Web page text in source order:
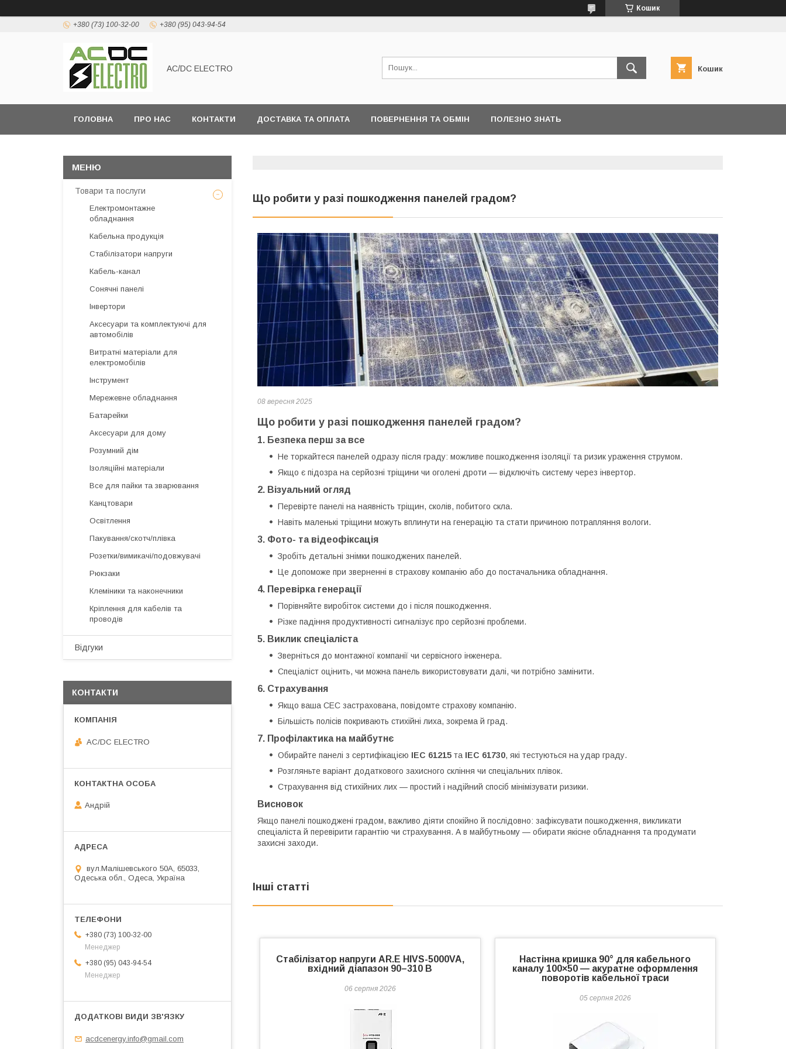
Кошик
+380 (73) 100-32-00 +380 (95) 043-94-54
AC/DC ELECTRO Кошик
ГОЛОВНА ПРО НАС КОНТАКТИ ДОСТАВКА ТА ОПЛАТА ПОВЕРНЕННЯ ТА ОБМІН ПОЛЕЗНО ЗНАТЬ
Що робити у разі пошкодження панелей градом?
08 вересня 2025
Що робити у разі пошкодження панелей градом?
1. Безпека перш за все
Не торкайтеся панелей одразу після граду: можливе пошкодження ізоляції та ризик ураження струмом.
Якщо є підозра на серйозні тріщини чи оголені дроти — відключіть систему через інвертор.
2. Візуальний огляд
Перевірте панелі на наявність тріщин, сколів, побитого скла.
Навіть маленькі тріщини можуть вплинути на генерацію та стати причиною потрапляння вологи.
3. Фото- та відеофіксація
Зробіть детальні знімки пошкоджених панелей.
Це допоможе при зверненні в страхову компанію або до постачальника обладнання.
4. Перевірка генерації
Порівняйте виробіток системи до і після пошкодження.
Різке падіння продуктивності сигналізує про серйозні проблеми.
5. Виклик спеціаліста
Зверніться до монтажної компанії чи сервісного інженера.
Спеціаліст оцінить, чи можна панель використовувати далі, чи потрібно замінити.
6. Страхування
Якщо ваша СЕС застрахована, повідомте страхову компанію.
Більшість полісів покривають стихійні лиха, зокрема й град.
7. Профілактика на майбутнє
Обирайте панелі з сертифікацією IEC 61215 та IEC 61730, які тестуються на удар граду.
Розгляньте варіант додаткового захисного скління чи спеціальних плівок.
Страхування від стихійних лих — простий і надійний спосіб мінімізувати ризики.
Висновок
Якщо панелі пошкоджені градом, важливо діяти спокійно й послідовно: зафіксувати пошкодження, викликати
спеціаліста й перевірити гарантію чи страхування. А в майбутньому — обирати якісне обладнання та продумати
захисні заходи.
Інші статті
Стабілізатор напруги AR.E HIVS-5000VA,
вхідний діапазон 90–310 В
06 серпня 2026
Настінна кришка 90° для кабельного
каналу 100×50 — акуратне оформлення
поворотів кабельної траси
05 серпня 2026
Товари та послуги
Електромонтажне
обладнання
Кабельна продукція
Стабілізатори напруги
Кабель-канал
Сонячні панелі
Інвертори
Аксесуари та комплектуючі для
автомобілів
Витратні матеріали для
електромобілів
Інструмент
Мережевне обладнання
Батарейки
Аксесуари для дому
Розумний дім
Ізоляційні матеріали
Все для пайки та зварювання
Канцтовари
Освітлення
Пакування/скотч/плівка
Розетки/вимикачі/подовжувачі
Рюкзаки
Клеміники та наконечники
Кріплення для кабелів та
проводів
Відгуки
КОНТАКТИ
AC/DC ELECTRO
Андрій
вул.Малішевського 50А, 65033,
Одеська обл., Одеса, Україна
+380 (73) 100-32-00
Менеджер
+380 (95) 043-94-54
Менеджер
acdcenergy.info@gmail.com